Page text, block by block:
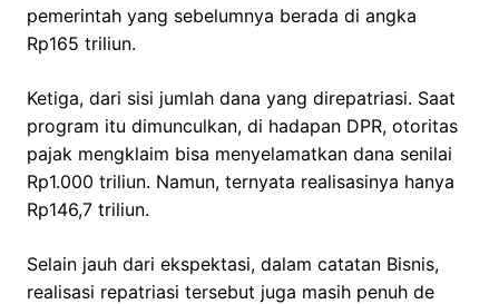
pemerintah yang sebelumnya berada di angka
Rp165 triliun.
Ketiga, dari sisi jumlah dana yang direpatriasi. Saat
program itu dimunculkan, di hadapan DPR, otoritas
pajak mengklaim bisa menyelamatkan dana senilai
Rp1.000 triliun. Namun, ternyata realisasinya hanya
Rp146,7 triliun.
Selain jauh dari ekspektasi, dalam catatan Bisnis,
realisasi repatriasi tersebut juga masih penuh de